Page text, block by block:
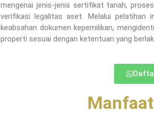
mengenai jenis-jenis sertifikat tanah,
verifikasi legalitas aset. Melalui pelatihan
keabsahan dokumen kepemilikan,
properti sesuai dengan ketentuan yang